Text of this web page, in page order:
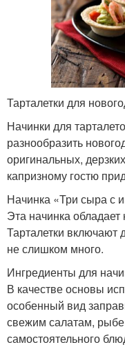
Тарталетки для
Начинки для
разнообразить
оригинальных,
капризному гостю
Начинка «Три сыра с
Эта начинка
Тарталетки включают
не слишком много.
Ингредиенты для
В качестве основы
особенный вид
свежим салатам,
самостоятельного